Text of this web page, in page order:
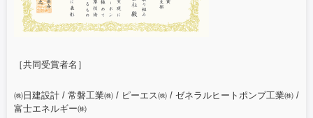
［共同受賞者名］
㈱日建設計 / 常磐工業㈱ / ピーエス㈱ / ゼネラルヒートポンプ工業㈱ /
富士エネルギー㈱